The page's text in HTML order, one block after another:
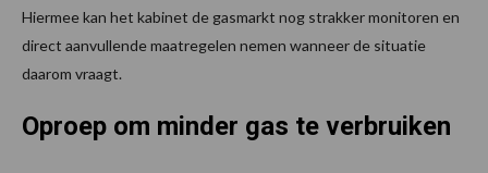
Hiermee kan het kabinet de gasmarkt nog strakker monitoren en
direct aanvullende maatregelen nemen wanneer de situatie
daarom vraagt.
Oproep om minder gas te verbruiken